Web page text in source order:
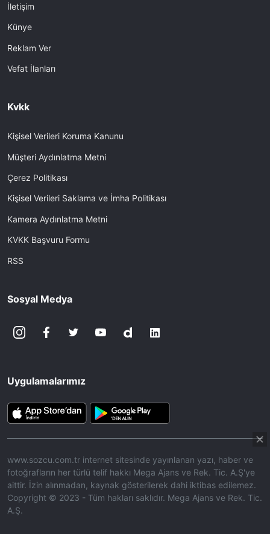
İletişim
Künye
Reklam Ver
Vefat İlanları
Kvkk
Kişisel Verileri Koruma Kanunu
Müşteri Aydınlatma Metni
Çerez Politikası
Kişisel Verileri Saklama ve İmha Politikası
Kamera Aydınlatma Metni
KVKK Başvuru Formu
RSS
Sosyal Medya
Uygulamalarımız
www.sozcu.com.tr internet sitesinde yayınlanan yazı, haber ve
fotoğrafların her türlü telif hakkı Mega Ajans ve Rek. Tic. A.Ş'ye
aittir. İzin alınmadan, kaynak gösterilerek dahi iktibas edilemez.
Copyright © 2023 - Tüm hakları saklıdır. Mega Ajans ve Rek. Tic.
A.Ş.